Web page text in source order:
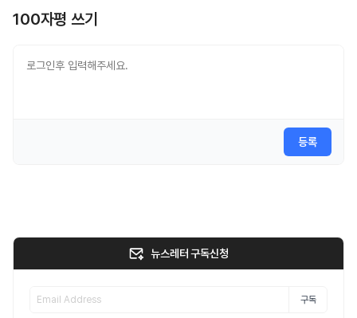
100자평 쓰기
등록
뉴스레터 구독신청
구독